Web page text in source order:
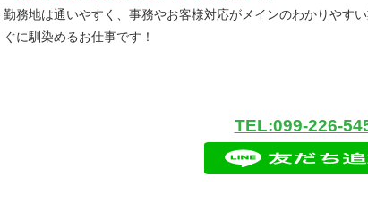
勤務地は通いやすく、事務やお客様対応がメインのわかりやす
ぐに馴染めるお仕事です！
TEL:099-226-